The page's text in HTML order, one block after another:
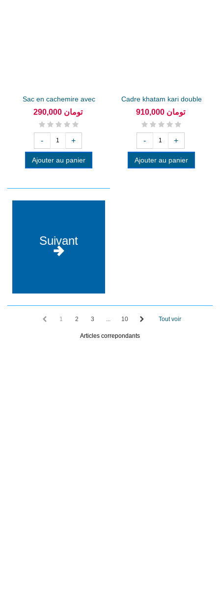
Sac en cachemire avec
manche de...
290,000 تومان
- +
Ajouter au panier
Cadre khatam kari double
fleurs...910,000 تومان
- +
Ajouter au panier
Suivant
1 2 3 ... 10 Tout voir
Articles correpondants